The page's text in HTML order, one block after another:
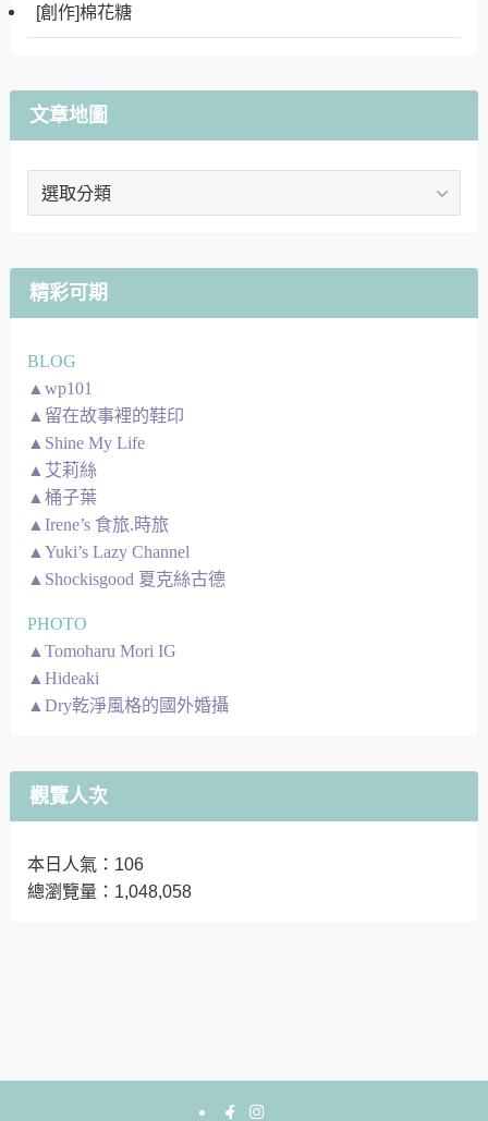
[創作]棉花糖
文章地圖
文
圖
精彩可期
BLOG
▲wp101
▲留在故事裡的鞋印
▲Shine My Life
▲艾莉絲
▲桶子葉
▲Irene’s 食旅.時旅
▲Yuki’s Lazy Channel
▲Shockisgood 夏克絲古德
PHOTO
▲Tomoharu Mori IG
▲Hideaki
▲Dry乾淨風格的國外婚攝
觀覽人次
本日人氣：106
總瀏覽量：1,048,058